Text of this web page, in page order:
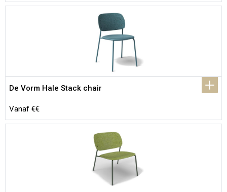
De Vorm Hale Stack chair
Vanaf €€